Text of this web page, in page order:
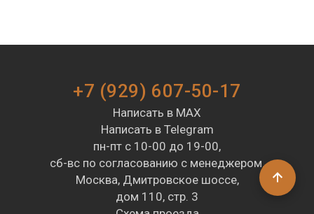
+7 (929) 607-50-17
Написать в MAX
Написать в Telegram
пн-пт с 10-00 до 19-00,
сб-вс по согласованию с менеджером.
Москва, Дмитровское шоссе,
дом 110, стр. 3